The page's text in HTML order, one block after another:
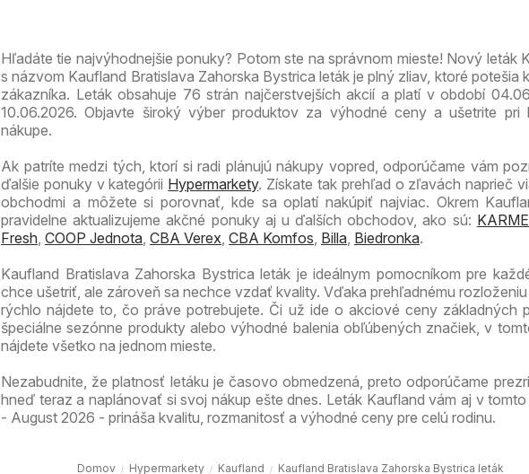
Hľadáte tie najvýhodnejšie ponuky? Potom ste na správnom mieste! Nový leták
s názvom Kaufland Bratislava Zahorska Bystrica leták je plný zliav, ktoré potešia
zákazníka. Leták obsahuje 76 strán najčerstvejších akcií a platí v období
10.06.2026. Objavte široký výber produktov za výhodné ceny a ušetrite pri
nákupe.
Ak patríte medzi tých, ktorí si radi plánujú nákupy vopred, odporúčame vám
ďalšie ponuky v kategórii Hypermarkety. Získate tak prehľad o zľavách naprieč
obchodmi a môžete si porovnať, kde sa oplatí nakúpiť najviac. Okrem
pravidelne aktualizujeme akčné ponuky aj u ďalších obchodov, ako sú:
Fresh, COOP Jednota, CBA Verex, CBA Komfos, Billa, Biedronka.
Kaufland Bratislava Zahorska Bystrica leták je ideálnym pomocníkom pre
chce ušetriť, ale zároveň sa nechce vzdať kvality. Vďaka prehľadnému
rýchlo nájdete to, čo práve potrebujete. Či už ide o akciové ceny základných
špeciálne sezónne produkty alebo výhodné balenia obľúbených značiek, v
nájdete všetko na jednom mieste.
Nezabudnite, že platnosť letáku je časovo obmedzená, preto odporúčame
hneď teraz a naplánovať si svoj nákup ešte dnes. Leták Kaufland vám aj v tomto
- August 2026 - prináša kvalitu, rozmanitosť a výhodné ceny pre celú rodinu.
Domov Hypermarkety Kaufland Kaufland Bratislava Zahorska Bystrica leták